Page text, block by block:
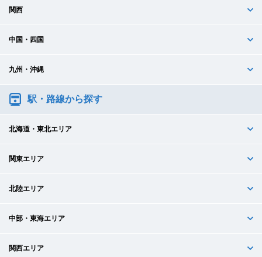
関西
中国・四国
九州・沖縄
駅・路線から探す
北海道・東北エリア
関東エリア
北陸エリア
中部・東海エリア
関西エリア